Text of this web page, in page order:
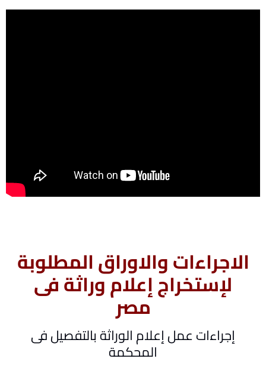
الاجراءات والاوراق المطلوبة
لإستخراج إعلام وراثة فى
مصر
إجراءات عمل إعلام الوراثة بالتفصيل فى
المحكمة